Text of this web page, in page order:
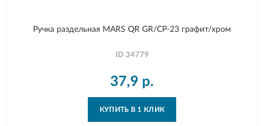
Ручка раздельная MARS QR GR/CP-23 графит/хром
ID 34779
37,9 р.
КУПИТЬ В 1 КЛИК